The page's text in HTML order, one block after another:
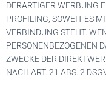
DERARTIGER WERBUNG
PROFILING, SOWEIT ES
VERBINDUNG STEHT.
PERSONENBEZOGENEN
ZWECKE DER
NACH ART. 21 ABS. 2